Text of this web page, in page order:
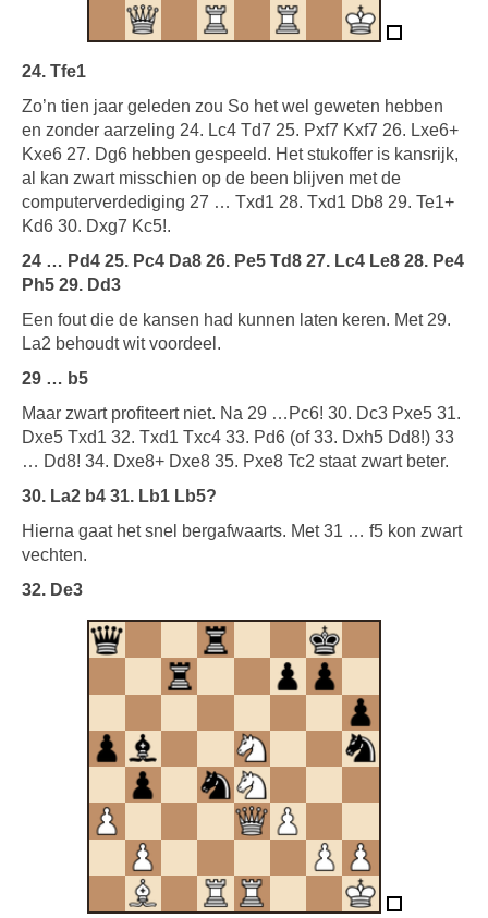
24. Tfe1
Zo’n tien jaar geleden zou So het wel geweten hebben
en zonder aarzeling 24. Lc4 Td7 25. Pxf7 Kxf7 26. Lxe6+
Kxe6 27. Dg6 hebben gespeeld. Het stukoffer is kansrijk,
al kan zwart misschien op de been blijven met de
computerverdediging 27 … Txd1 28. Txd1 Db8 29. Te1+
Kd6 30. Dxg7 Kc5!.
24 … Pd4 25. Pc4 Da8 26. Pe5 Td8 27. Lc4 Le8 28. Pe4
Ph5 29. Dd3
Een fout die de kansen had kunnen laten keren. Met 29.
La2 behoudt wit voordeel.
29 … b5
Maar zwart profiteert niet. Na 29 …Pc6! 30. Dc3 Pxe5 31.
Dxe5 Txd1 32. Txd1 Txc4 33. Pd6 (of 33. Dxh5 Dd8!) 33
… Dd8! 34. Dxe8+ Dxe8 35. Pxe8 Tc2 staat zwart beter.
30. La2 b4 31. Lb1 Lb5?
Hierna gaat het snel bergafwaarts. Met 31 … f5 kon zwart
vechten.
32. De3